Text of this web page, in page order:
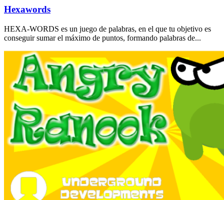
Hexawords
HEXA-WORDS es un juego de palabras, en el que tu objetivo es
conseguir sumar el máximo de puntos, formando palabras de...